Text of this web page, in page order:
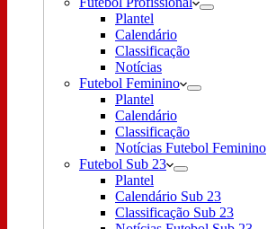
Plantel
Calendário
Classificação
Notícias
Futebol Feminino
Plantel
Calendário
Classificação
Notícias Futebol Feminino
Futebol Sub 23
Plantel
Calendário Sub 23
Classificação Sub 23